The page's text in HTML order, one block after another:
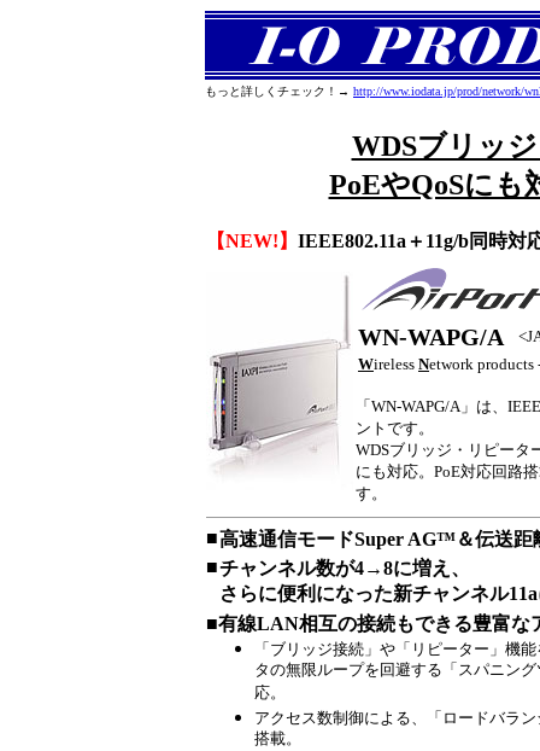
もっと詳しくチェック！→ http://www.iodata.jp/prod/network/
WDSブリッ
PoEやQoSに
【NEW!】 IEEE802.11a＋11g/b同時
WN-WAPG/A
Wireless Network products
「WN-WAPG/A」は、
ントです。
WDSブリッジ・リピータ
にも対応。PoE対応回路
す。
■高速通信モードSuper AG™＆伝送
■チャンネル数が4→8に増え、
さらに便利になった新チャンネル
■有線LAN相互の接続もできる豊富な
「ブリッジ接続」や「リピーター」機
タの無限ループを回避する「スパニン
応。
アクセス数制御による、「ロードバラ
搭載。